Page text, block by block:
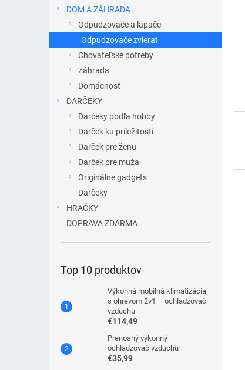
DOM A ZÁHRADA
Odpudzovače a lapače
Odpudzovače zvierat
Chovateľské potreby
Záhrada
Domácnosť
DARČEKY
Darčeky podľa hobby
Darček ku príležitosti
Darček pre ženu
Darček pre muža
Originálne gadgets
Darčeky
HRAČKY
DOPRAVA ZDARMA
Top 10 produktov
Výkonná mobilná klimatizácia
s ohrevom 2v1 – ochladzovač
vzduchu
€114,49
Prenosný výkonný
ochladzovač vzduchu
€35,99